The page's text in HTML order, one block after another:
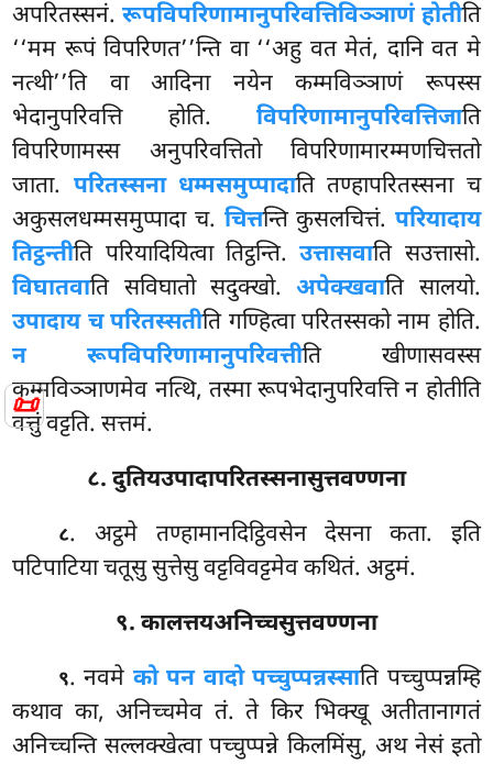
📜
अपरितस्सनं. रूपविपरिणामानुपरिवत्तिविञ्ञाणं होतीति
‘‘मम रूपं विपरिणत’’न्ति वा ‘‘अहु वत मेतं, दानि वत मे
नत्थी’’ति वा आदिना नयेन कम्मविञ्ञाणं रूपस्स
भेदानुपरिवत्ति होति. विपरिणामानुपरिवत्तिजाति
विपरिणामस्स अनुपरिवत्तितो विपरिणामारम्मणचित्ततो
जाता. परितस्सना धम्मसमुप्पादाति तण्हापरितस्सना च
अकुसलधम्मसमुप्पादा च. चित्तन्ति कुसलचित्तं. परियादाय
तिट्ठन्तीति परियादियित्वा तिट्ठन्ति.उत्तासवाति सउत्तासो.
विघातवाति सविघातो सदुक्खो.अपेक्खवाति सालयो.
उपादाय च परितस्सतीति गण्हित्वा परितस्सको नाम होति.
न रूपविपरिणामानुपरिवत्तीति खीणासवस्स
कम्मविञ्ञाणमेव नत्थि, तस्मा रूपभेदानुपरिवत्ति न होतीति
वत्तुं वट्टति. सत्तमं.
८. दुतियउपादापरितस्सनासुत्तवण्णना
८. अट्ठमे तण्हामानदिट्ठिवसेन देसना कता. इति
पटिपाटिया चतूसु सुत्तेसु वट्टविवट्टमेव कथितं. अट्ठमं.
९. कालत्तयअनिच्चसुत्तवण्णना
९. नवमे को पन वादो पच्चुप्पन्नस्साति पच्चुप्पन्नम्हि
कथाव का, अनिच्चमेव तं. ते किर भिक्खू अतीतानागतं
अनिच्चन्ति सल्लक्खेत्वा पच्चुप्पन्ने किलमिंसु, अथ नेसं इतो